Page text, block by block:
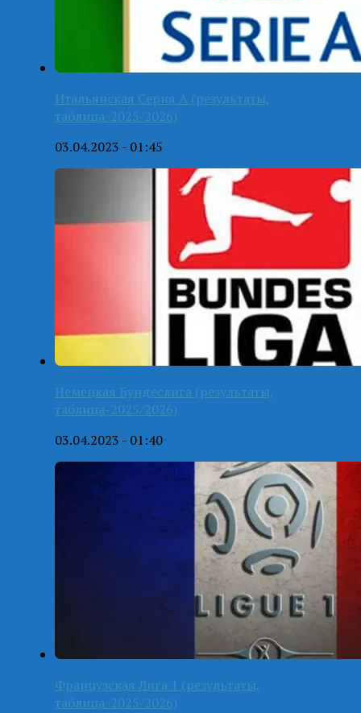
Итальянская Серия А (результаты,
таблица-2025/2026)
03.04.2023 - 01:45
Немецкая Бундеслига (результаты,
таблица-2025/2026)
03.04.2023 - 01:40
Французская Лига 1 (результаты,
таблица-2025/2026)